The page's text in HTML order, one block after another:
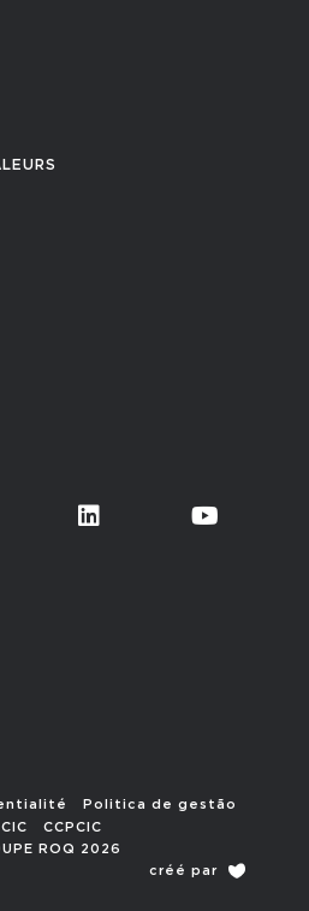
Politica de gestão
CCPCIC
ROQ 2026
créé par